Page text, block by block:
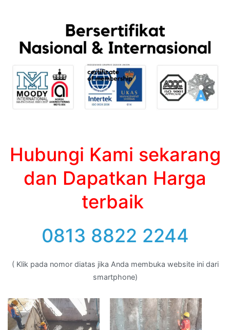
Hubungi Kami sekarang
dan Dapatkan Harga
terbaik
0813 8822 2244
( Klik pada nomor diatas jika Anda membuka website ini dari
smartphone)